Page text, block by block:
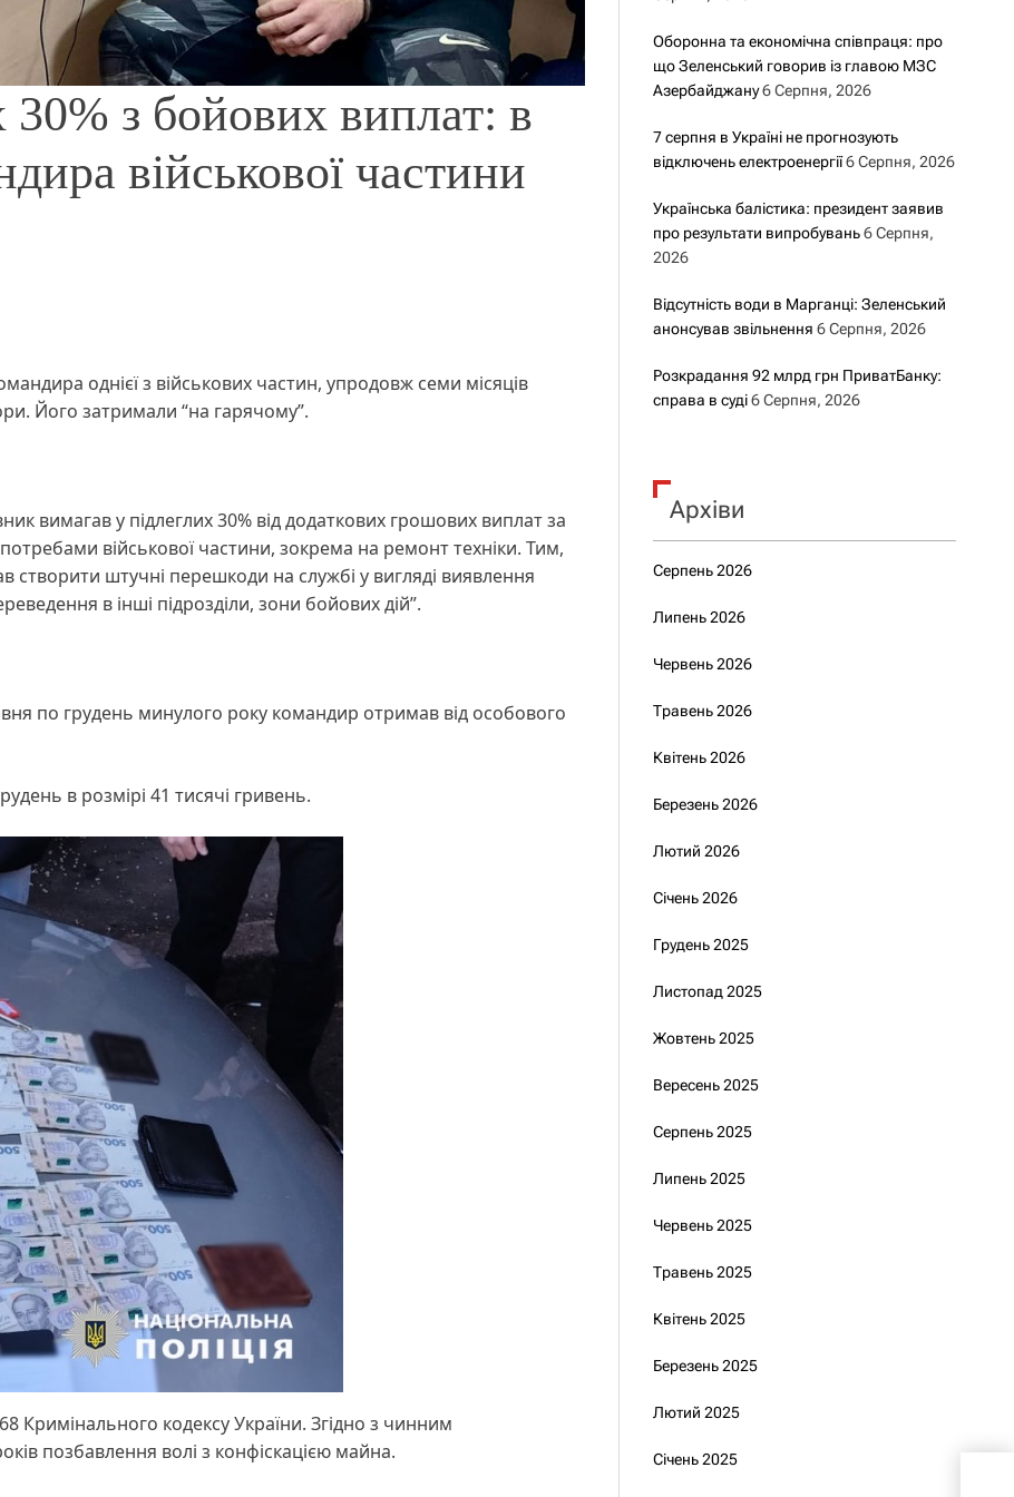
30% з бойових виплат: в
військової частини
однієї з військових частин, упродовж семи місяців
Його затримали “на гарячому”.
вимагав у підлеглих 30% від додаткових грошових виплат за
військової частини, зокрема на ремонт техніки. Тим,
створити штучні перешкоди на службі у вигляді виявлення
в інші підрозділи, зони бойових дій”.
по грудень минулого року командир отримав від особового
в розмірі 41 тисячі гривень.
Кримінального кодексу України. Згідно з чинним
позбавлення волі з конфіскацією майна.
Оборонна та економічна співпраця: про
що Зеленський говорив із главою МЗС
Азербайджану 6 Серпня, 2026
7 серпня в Україні не прогнозують
відключень електроенергії 6 Серпня, 2026
Українська балістика: президент заявив
про результати випробувань 6 Серпня,
2026
Відсутність води в Марганці: Зеленський
анонсував звільнення 6 Серпня, 2026
Розкрадання 92 млрд грн ПриватБанку:
справа в суді 6 Серпня, 2026
Архіви
Серпень 2026
Липень 2026
Червень 2026
Травень 2026
Квітень 2026
Березень 2026
Лютий 2026
Січень 2026
Грудень 2025
Листопад 2025
Жовтень 2025
Вересень 2025
Серпень 2025
Липень 2025
Червень 2025
Травень 2025
Квітень 2025
Березень 2025
Лютий 2025
Січень 2025